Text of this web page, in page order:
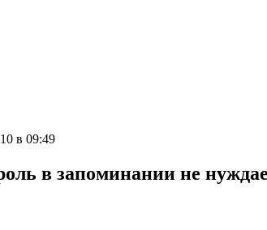
в 09:49
в запоминании не